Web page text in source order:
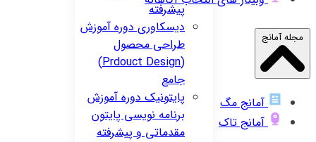
پیشرفته
دیسکاوریدوره آموزش
طراحی محصول
(Prdouct Design)
جامع
پایتونیکدوره آموزش
برنامه نویسی پایتون
مقدماتی و پیشرفته
مجله آمانج
آمانج مگ
آمانج تاک